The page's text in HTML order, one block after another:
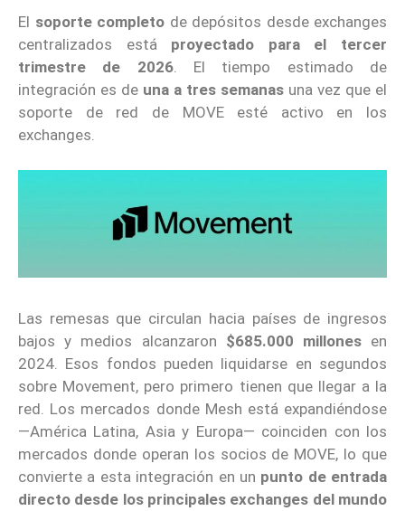
El soporte completo de depósitos desde exchanges
centralizados está proyectado para el tercer
trimestre de 2026. El tiempo estimado de
integración es de una a tres semanas una vez que el
soporte de red de MOVE esté activo en los
exchanges.
Las remesas que circulan hacia países de ingresos
bajos y medios alcanzaron $685.000 millonesen
2024. Esos fondos pueden liquidarse en segundos
sobre Movement, pero primero tienen que llegar a la
red. Los mercados donde Mesh está expandiéndose
—América Latina, Asia y Europa— coinciden con los
mercados donde operan los socios de MOVE, lo que
convierte a esta integración en un punto de entrada
directo desde los principales exchanges del mundo